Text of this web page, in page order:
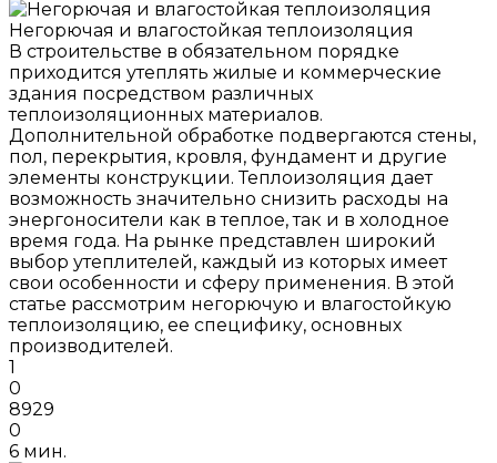
Негорючая и влагостойкая теплоизоляция
В строительстве в обязательном порядке
приходится утеплять жилые и коммерческие
здания посредством различных
теплоизоляционных материалов.
Дополнительной обработке подвергаются стены,
пол, перекрытия, кровля, фундамент и другие
элементы конструкции. Теплоизоляция дает
возможность значительно снизить расходы на
энергоносители как в теплое, так и в холодное
время года. На рынке представлен широкий
выбор утеплителей, каждый из которых имеет
свои особенности и сферу применения. В этой
статье рассмотрим негорючую и влагостойкую
теплоизоляцию, ее специфику, основных
производителей.
1
0
8929
0
6 мин.